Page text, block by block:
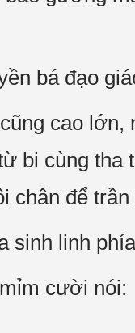
bá đạo
cao lớn,
bi cùng
chân để
sinh linh
cười nói: